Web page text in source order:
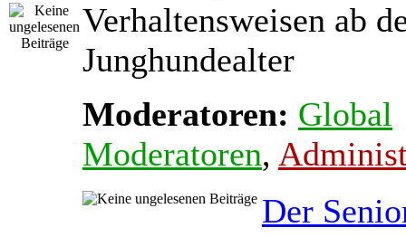
Verhaltensweisen ab
Junghundealter
Moderatoren: Global
Moderatoren,
Der